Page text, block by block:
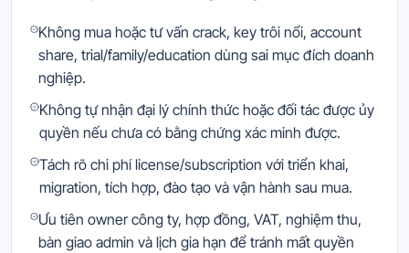
Không mua hoặc tư vấn crack, key trôi nổi, account
share, trial/family/education dùng sai mục đích doanh
nghiệp.
Không tự nhận đại lý chính thức hoặc đối tác được ủy
quyền nếu chưa có bằng chứng xác minh được.
Tách rõ chi phí license/subscription với triển khai,
migration, tích hợp, đào tạo và vận hành sau mua.
Ưu tiên owner công ty, hợp đồng, VAT, nghiệm thu,
bàn giao admin và lịch gia hạn để tránh mất quyền